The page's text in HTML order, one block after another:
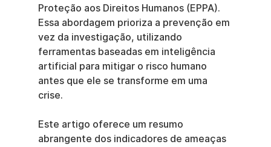
Proteção aos Direitos Humanos (EPPA).
Essa abordagem prioriza a prevenção em
vez da investigação, utilizando
ferramentas baseadas em inteligência
artificial para mitigar o risco humano
antes que ele se transforme em uma
crise.
Este artigo oferece um resumo
abrangente dos indicadores de ameaças